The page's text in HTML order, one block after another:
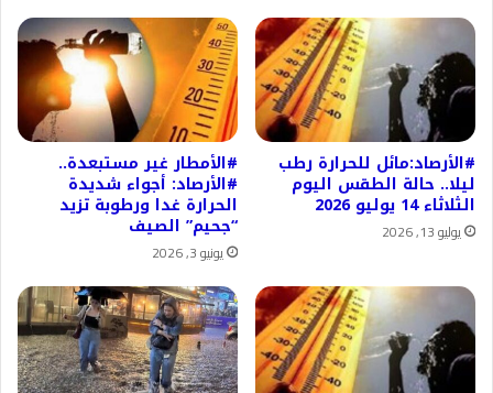
#الأرصاد:مائل للحرارة رطب
ليلا.. حالة الطقس اليوم
الثلاثاء 14 يوليو 2026
يوليو 13, 2026
#الأمطار غير مستبعدة..
#الأرصاد: أجواء شديدة
الحرارة غدا ورطوبة تزيد
“جحيم” الصيف
يونيو 3, 2026